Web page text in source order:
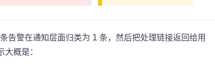
告警在通知层面归类为 1 条，然后把处理链接返回给用
概是：